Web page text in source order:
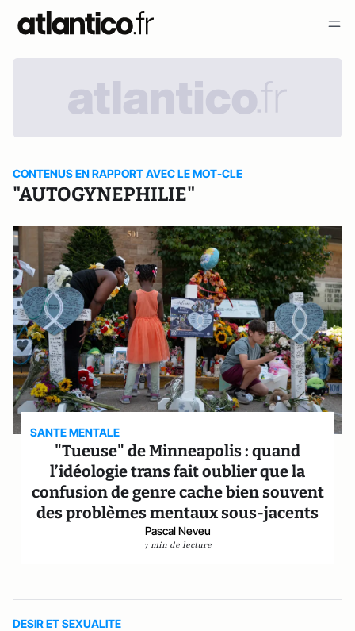
CONTENUS EN RAPPORT AVEC LE MOT-CLE
"AUTOGYNEPHILIE"
SANTE MENTALE
"Tueuse" de Minneapolis : quand
l’idéologie trans fait oublier que la
confusion de genre cache bien souvent
des problèmes mentaux sous-jacents
Pascal Neveu
7 min de lecture
DESIR ET SEXUALITE